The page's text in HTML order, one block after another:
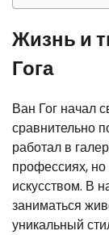
Жизнь и
Гога
Ван Гог начал
сравнительно
работал в
профессиях,
искусством. В
заниматься
уникальный